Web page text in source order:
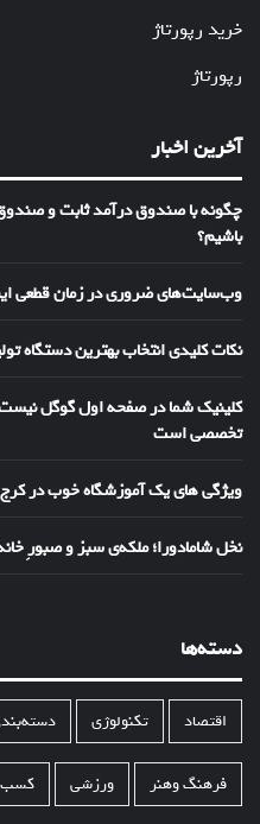
خرید رپورتاژ
رپورتاژ
آخرین اخبار
چگونه با صندوق درآمد ثابت و
باشیم؟
وب‌سایت‌های ضروری در زمان قطعی
نکات کلیدی انتخاب بهترین دستگاه
کلینیک شما در صفحه اول گوگل
تخصصی است
ویژگی های یک آموزشگاه خوب در کرج
نخل شامادورا؛ ملکه‌ی سبز و صبورِ
دسته‌ها
اقتصاد تکنولوژی
فرهنگ وهنر ورزشی کسب